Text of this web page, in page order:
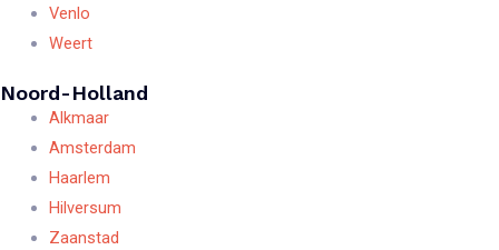
Venlo
Weert
Noord-Holland
Alkmaar
Amsterdam
Haarlem
Hilversum
Zaanstad